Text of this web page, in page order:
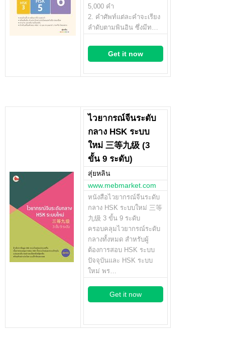
5,000 คำ
2. คำศัพท์แต่ละคำจะเรียง
ลำดับตามพินอิน ซึ่งมีท…
Get it now
ไวยากรณ์จีนระดับ
กลาง HSK ระบบ
ใหม่ 三等九级 (3
ขั้น 9 ระดับ)
สุ่ยหลิน
www.mebmarket.com
หนังสือไวยากรณ์จีนระดับ
กลาง HSK ระบบใหม่ 三等
九级 3 ขั้น 9 ระดับ
ครอบคลุมไวยากรณ์ระดับ
กลางทั้งหมด สำหรับผู้
ต้องการสอบ HSK ระบบ
ปัจจุบันและ HSK ระบบ
ใหม่ พร…
Get it now